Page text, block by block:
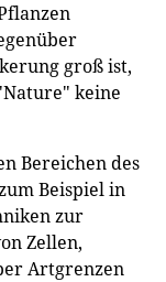
groß ist,
keine
Bereichen des
Beispiel in
zur
Zellen,
Artgrenzen